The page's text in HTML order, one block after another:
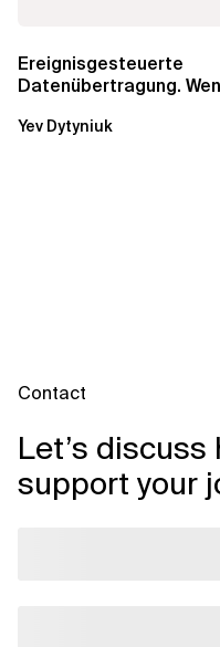
Ereignisgesteuerte
Datenübertragung.
Kombination aus SQS
Yev Dytyniuk
Contact
Let’s discuss
support your